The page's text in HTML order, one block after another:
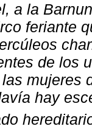
a la
feriante
de los
mujeres
hay